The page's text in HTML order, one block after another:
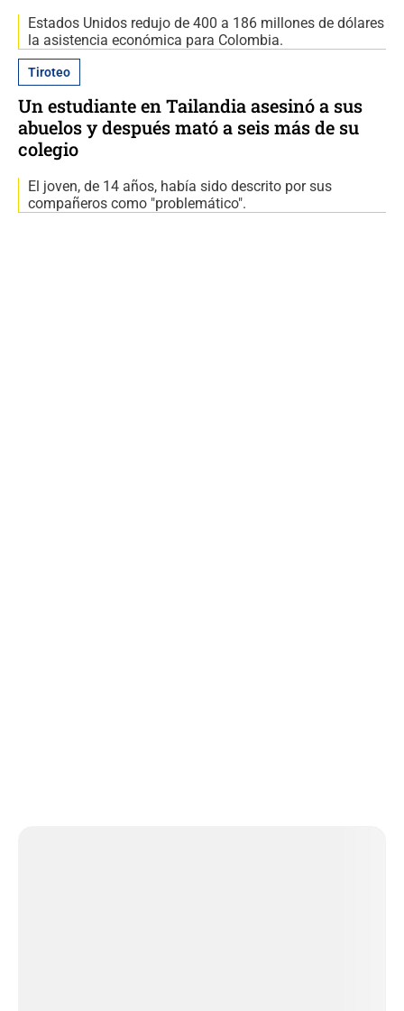
Estados Unidos redujo de 400 a 186 millones de dólares
la asistencia económica para Colombia.
Tiroteo
Un estudiante en Tailandia asesinó a sus
abuelos y después mató a seis más de su
colegio
El joven, de 14 años, había sido descrito por sus
compañeros como "problemático".